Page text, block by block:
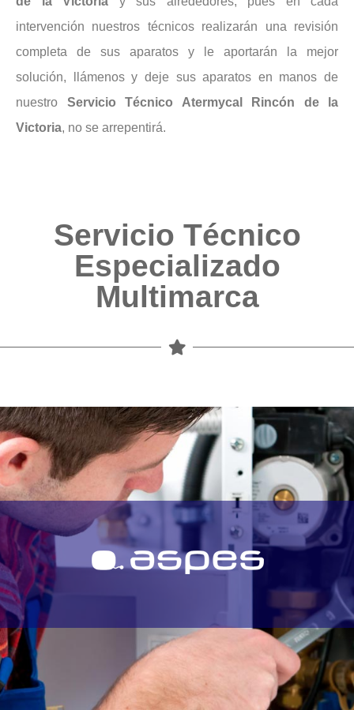
intervención nuestros técnicos realizarán una revisión
completa de sus aparatos y le aportarán la mejor
solución, llámenos y deje sus aparatos en manos de
nuestro Servicio Técnico Atermycal Rincón de la
Victoria, no se arrepentirá.
Servicio Técnico
Especializado
Multimarca